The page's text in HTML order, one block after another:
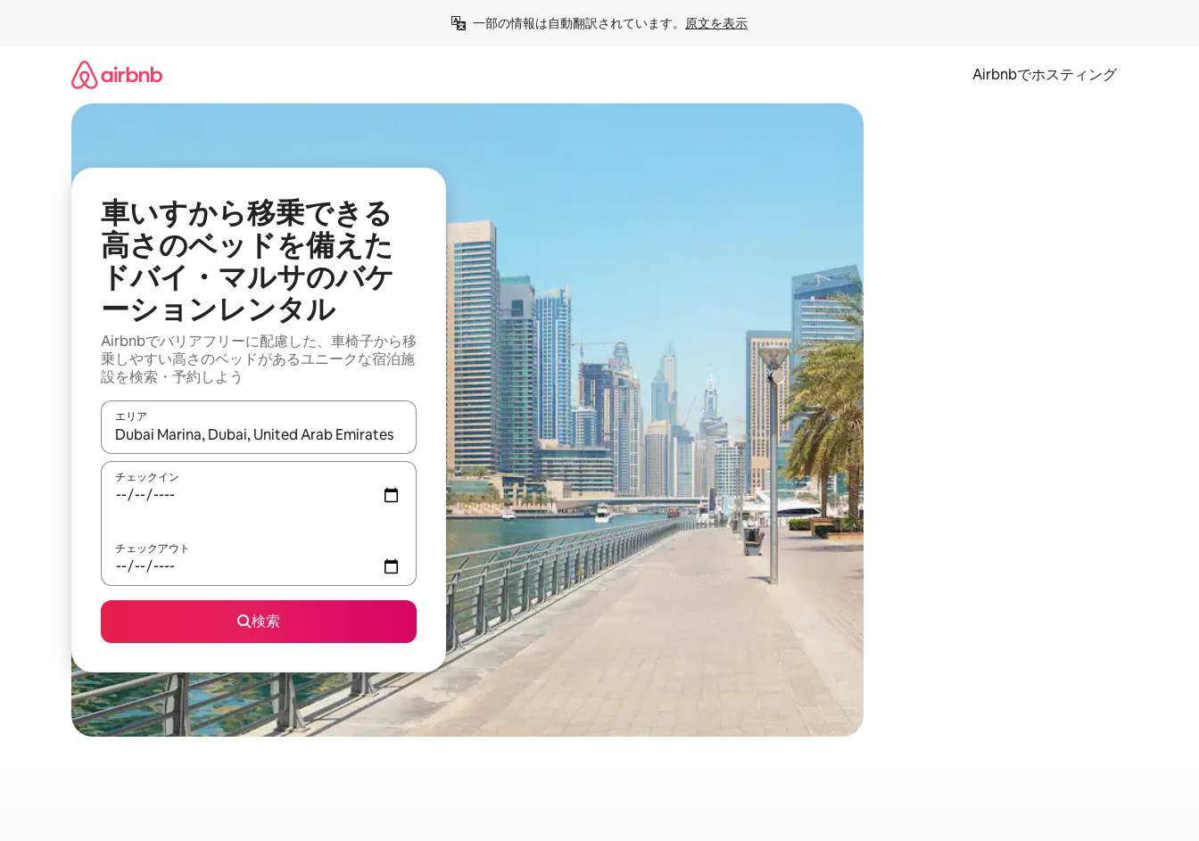
一部の情報は自動翻訳されています。 原文を表示
Airbnbでホスティング
車いすから移乗できる
高さのベッドを備えた
ドバイ・マルサのバケ
ーションレンタル
Airbnbでバリアフリーに配慮した、車椅子から移
乗しやすい高さのベッドがあるユニークな宿泊施
設を検索・予約しよう
エリア
検索結果が表示されたら、上下の矢印キーを使って移動するか、画面をタッチまたはスワイプして検索結果を確認することができます。
チェックイン
チェックアウト
検索